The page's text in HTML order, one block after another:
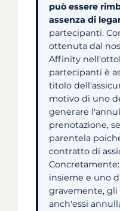
può essere
assenza di
partecipanti.
ottenuta dal
Affinity
partecipanti è
titolo
motivo di uno
generare
prenotazione,
parentela
contratto di
insieme e uno
gravemente, gli
anch'essi